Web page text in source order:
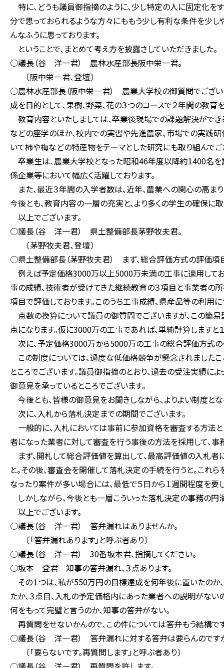
特に、どうも議員御指摘のように、少し特定の人に固定化を
分で思っておられるような方々にももう少し有利な条件を少し
んなふうに思っております。
ということで、まとめて考え方を披露さしていただきました。
○議長（谷 洋一君） 農林水産部長阪中栄一君。
〔阪中栄一君、登壇〕
○農林水産部長（阪中栄一君） 農業大学校の御質問でござ
成を目的として、果樹、野菜、花の３つのコースで２年間の教育
教育内容といたしましては、卒業後現場での課題解決がで
などの座学のほか、校内での実習や先進農家、市場での実践
いて柿や梅などの特産物をテーマとした研究にも取り組んでご
卒業生は、農業大学校となった昭和46年度以降約1400名を
係企業等において幅広く活躍しております。
また、最近３年間の入学者数は、近年、農業への関心の高ま
今後とも、教育内容の一層の充実と、より多くの学生の確保に
以上でございます。
○議長（谷 洋一君） 県土整備部長茅野牧夫君。
〔茅野牧夫君、登壇〕
○県土整備部長（茅野牧夫君） まず、総合評価方式の評価項
例えば予定価格3000万以上5000万未満の工事に適用して
事の成績、技術者が受けてきた継続教育の３項目と事業者の
項目で評価しております。このうち工事成績、県産品等の利用
点数の換算について議員の御質問でございますが、この簡
点になります。仮に3000万の工事であれば、単純計算しますと
次に、予定価格3000万から5000万の工事の総合評価方式の
この制度については、過度な低価格競争が懸念されました
ところでございます。議員御指摘のとおり、過去の受注実績
御意見を承っているところでございます。
今後とも、皆様の御意見をお聞きしながら、よりよい制度と
次に、入札から落札決定までの期間でございます。
一般的に、入札においては事前に参加資格を審査する方法
者になった業者に対して審査を行う事後の方法を採用して、事
まず、開札して総合評価値を算出して、最高評価値の入札者
と。その後、審査会を開催して落札決定の手続を行うと。これ
なったり案件が多い場合には、最低で５日から１週間程度を要
しかしながら、今後とも一層こういった落札決定の事務の円
以上でございます。
○議長（谷 洋一君） 答弁漏れはありませんか。
〔「答弁漏れあります」と呼ぶ者あり〕
○議長（谷 洋一君） 30番坂本君、指摘してください。
○坂本 登君 知事の答弁漏れ、３点あります。
その１つは、私が550万円の目標達成を何年後に置いたのか
たか、３点目、入札の予定価格内にあった業者への説明がな
何をもって完璧と言うのか、知事の答弁がない。
再質問をせないかんので、この件については答弁もう結構で
○議長（谷 洋一君） 答弁漏れに対する答弁は要らんのです
〔「要らないです。再質問します」と呼ぶ者あり〕